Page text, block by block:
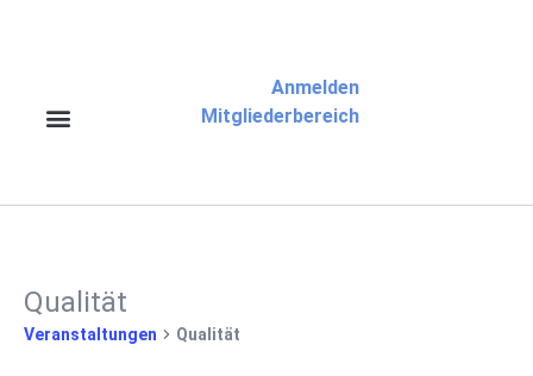
Anmelden
Mitgliederbereich
Qualität
Veranstaltungen Qualität